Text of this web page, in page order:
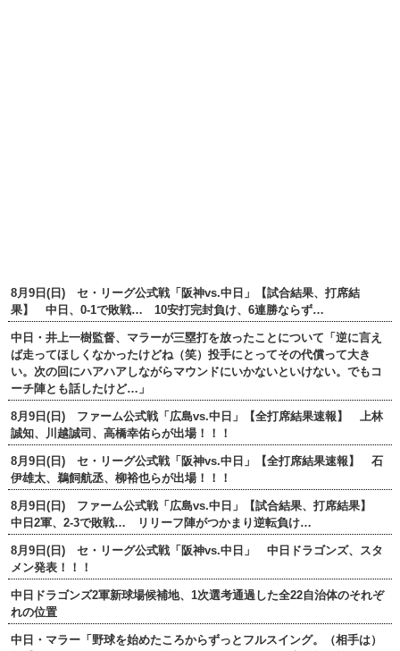
8月9日(日) セ・リーグ公式戦「阪神vs.中日」【試合結果、打席結
果】 中日、0-1で敗戦… 10安打完封負け、6連勝ならず…
中日・井上一樹監督、マラーが三塁打を放ったことについて「逆に言え
ば走ってほしくなかったけどね（笑）投手にとってその代償って大き
い。次の回にハアハアしながらマウンドにいかないといけない。でもコ
ーチ陣とも話したけど…」
8月9日(日) ファーム公式戦「広島vs.中日」【全打席結果速報】 上林
誠知、川越誠司、高橋幸佑らが出場！！！
8月9日(日) セ・リーグ公式戦「阪神vs.中日」【全打席結果速報】 石
伊雄太、鵜飼航丞、柳裕也らが出場！！！
8月9日(日) ファーム公式戦「広島vs.中日」【試合結果、打席結果】
中日2軍、2-3で敗戦… リリーフ陣がつかまり逆転負け…
8月9日(日) セ・リーグ公式戦「阪神vs.中日」 中日ドラゴンズ、スタ
メン発表！！！
中日ドラゴンズ2軍新球場候補地、1次選考通過した全22自治体のそれぞ
れの位置
中日・マラー「野球を始めたころからずっとフルスイング。（相手は）